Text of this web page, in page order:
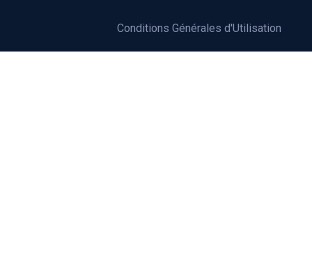
Conditions Générales d'Utilisation